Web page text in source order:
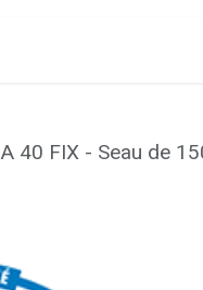
A 40 FIX - Seau de